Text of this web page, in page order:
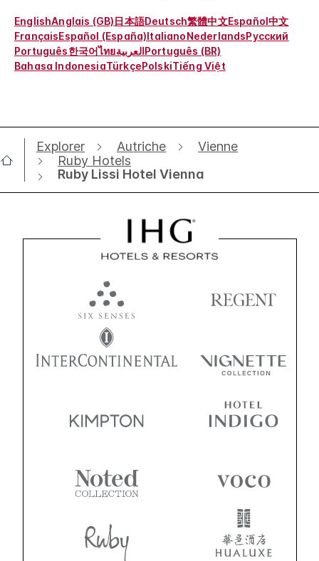
EnglishAnglais (GB)日本語Deutsch繁體中文Español中文
FrançaisEspañol (España)ItalianoNederlandsРусский
Português한국어ไทยالعربيةPortuguês (BR)
Bahasa IndonesiaTürkçePolskiTiếng Việt
Explorer Autriche
Vienne
Ruby Hotels
Ruby Lissi Hotel Vienna